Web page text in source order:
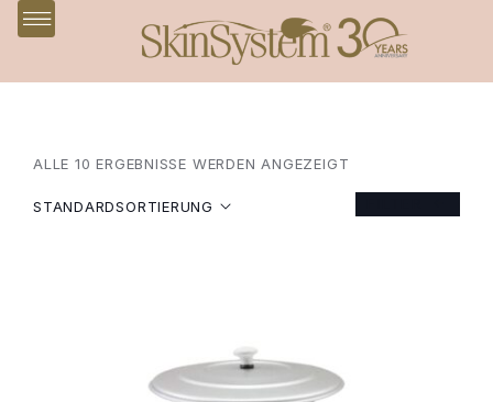
ALLE 10 ERGEBNISSE WERDEN ANGEZEIGT
STANDARDSORTIERUNG